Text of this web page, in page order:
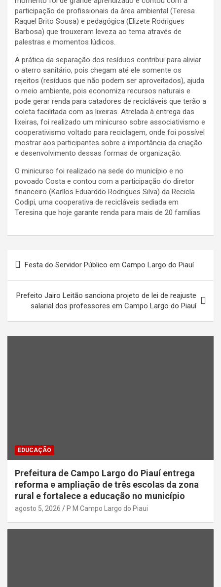
participação de profissionais da área ambiental (Teresa
Raquel Brito Sousa) e pedagógica (Elizete Rodrigues
Barbosa) que trouxeram leveza ao tema através de
palestras e momentos lúdicos.
A prática da separação dos resíduos contribui para aliviar
o aterro sanitário, pois chegam até ele somente os
rejeitos (resíduos que não podem ser aproveitados), ajuda
o meio ambiente, pois economiza recursos naturais e
pode gerar renda para catadores de recicláveis que terão a
coleta facilitada com as lixeiras. Atrelada à entrega das
lixeiras, foi realizado um minicurso sobre associativismo e
cooperativismo voltado para reciclagem, onde foi possível
mostrar aos participantes sobre a importância da criação
e desenvolvimento dessas formas de organização.
O minicurso foi realizado na sede do município e no
povoado Costa e contou com a participação do diretor
financeiro (Karllos Eduarddo Rodrigues Silva) da Recicla
Codipi, uma cooperativa de recicláveis sediada em
Teresina que hoje garante renda para mais de 20 famílias.
Festa do Servidor Público em Campo Largo do Piauí
Prefeito Jairo Leitão sanciona projeto de lei de reajuste
salarial dos professores em Campo Largo do Piauí
EDUCAÇÃO
Prefeitura de Campo Largo do Piauí entrega
reforma e ampliação de três escolas da zona
rural e fortalece a educação no município
agosto 5, 2026 P M Campo Largo do Piaui